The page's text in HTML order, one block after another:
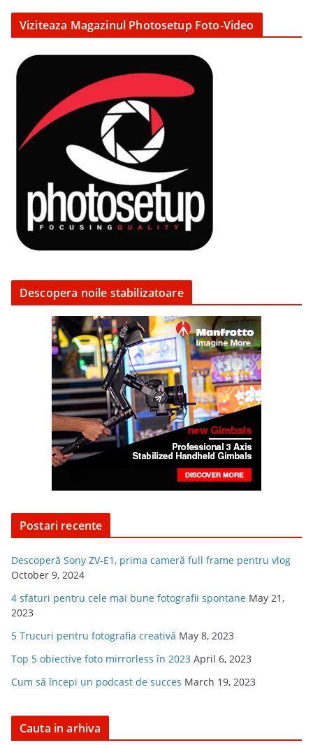
Viziteaza Magazinul Photosetup Foto-Video
Descopera noile stabilizatoare
Postari recente
Descoperă Sony ZV-E1, prima cameră full frame pentru vlog
October 9, 2024
4 sfaturi pentru cele mai bune fotografii spontane May 21,
2023
5 Trucuri pentru fotografia creativă May 8, 2023
Top 5 obiective foto mirrorless în 2023 April 6, 2023
Cum să începi un podcast de succes March 19, 2023
Cauta in arhiva